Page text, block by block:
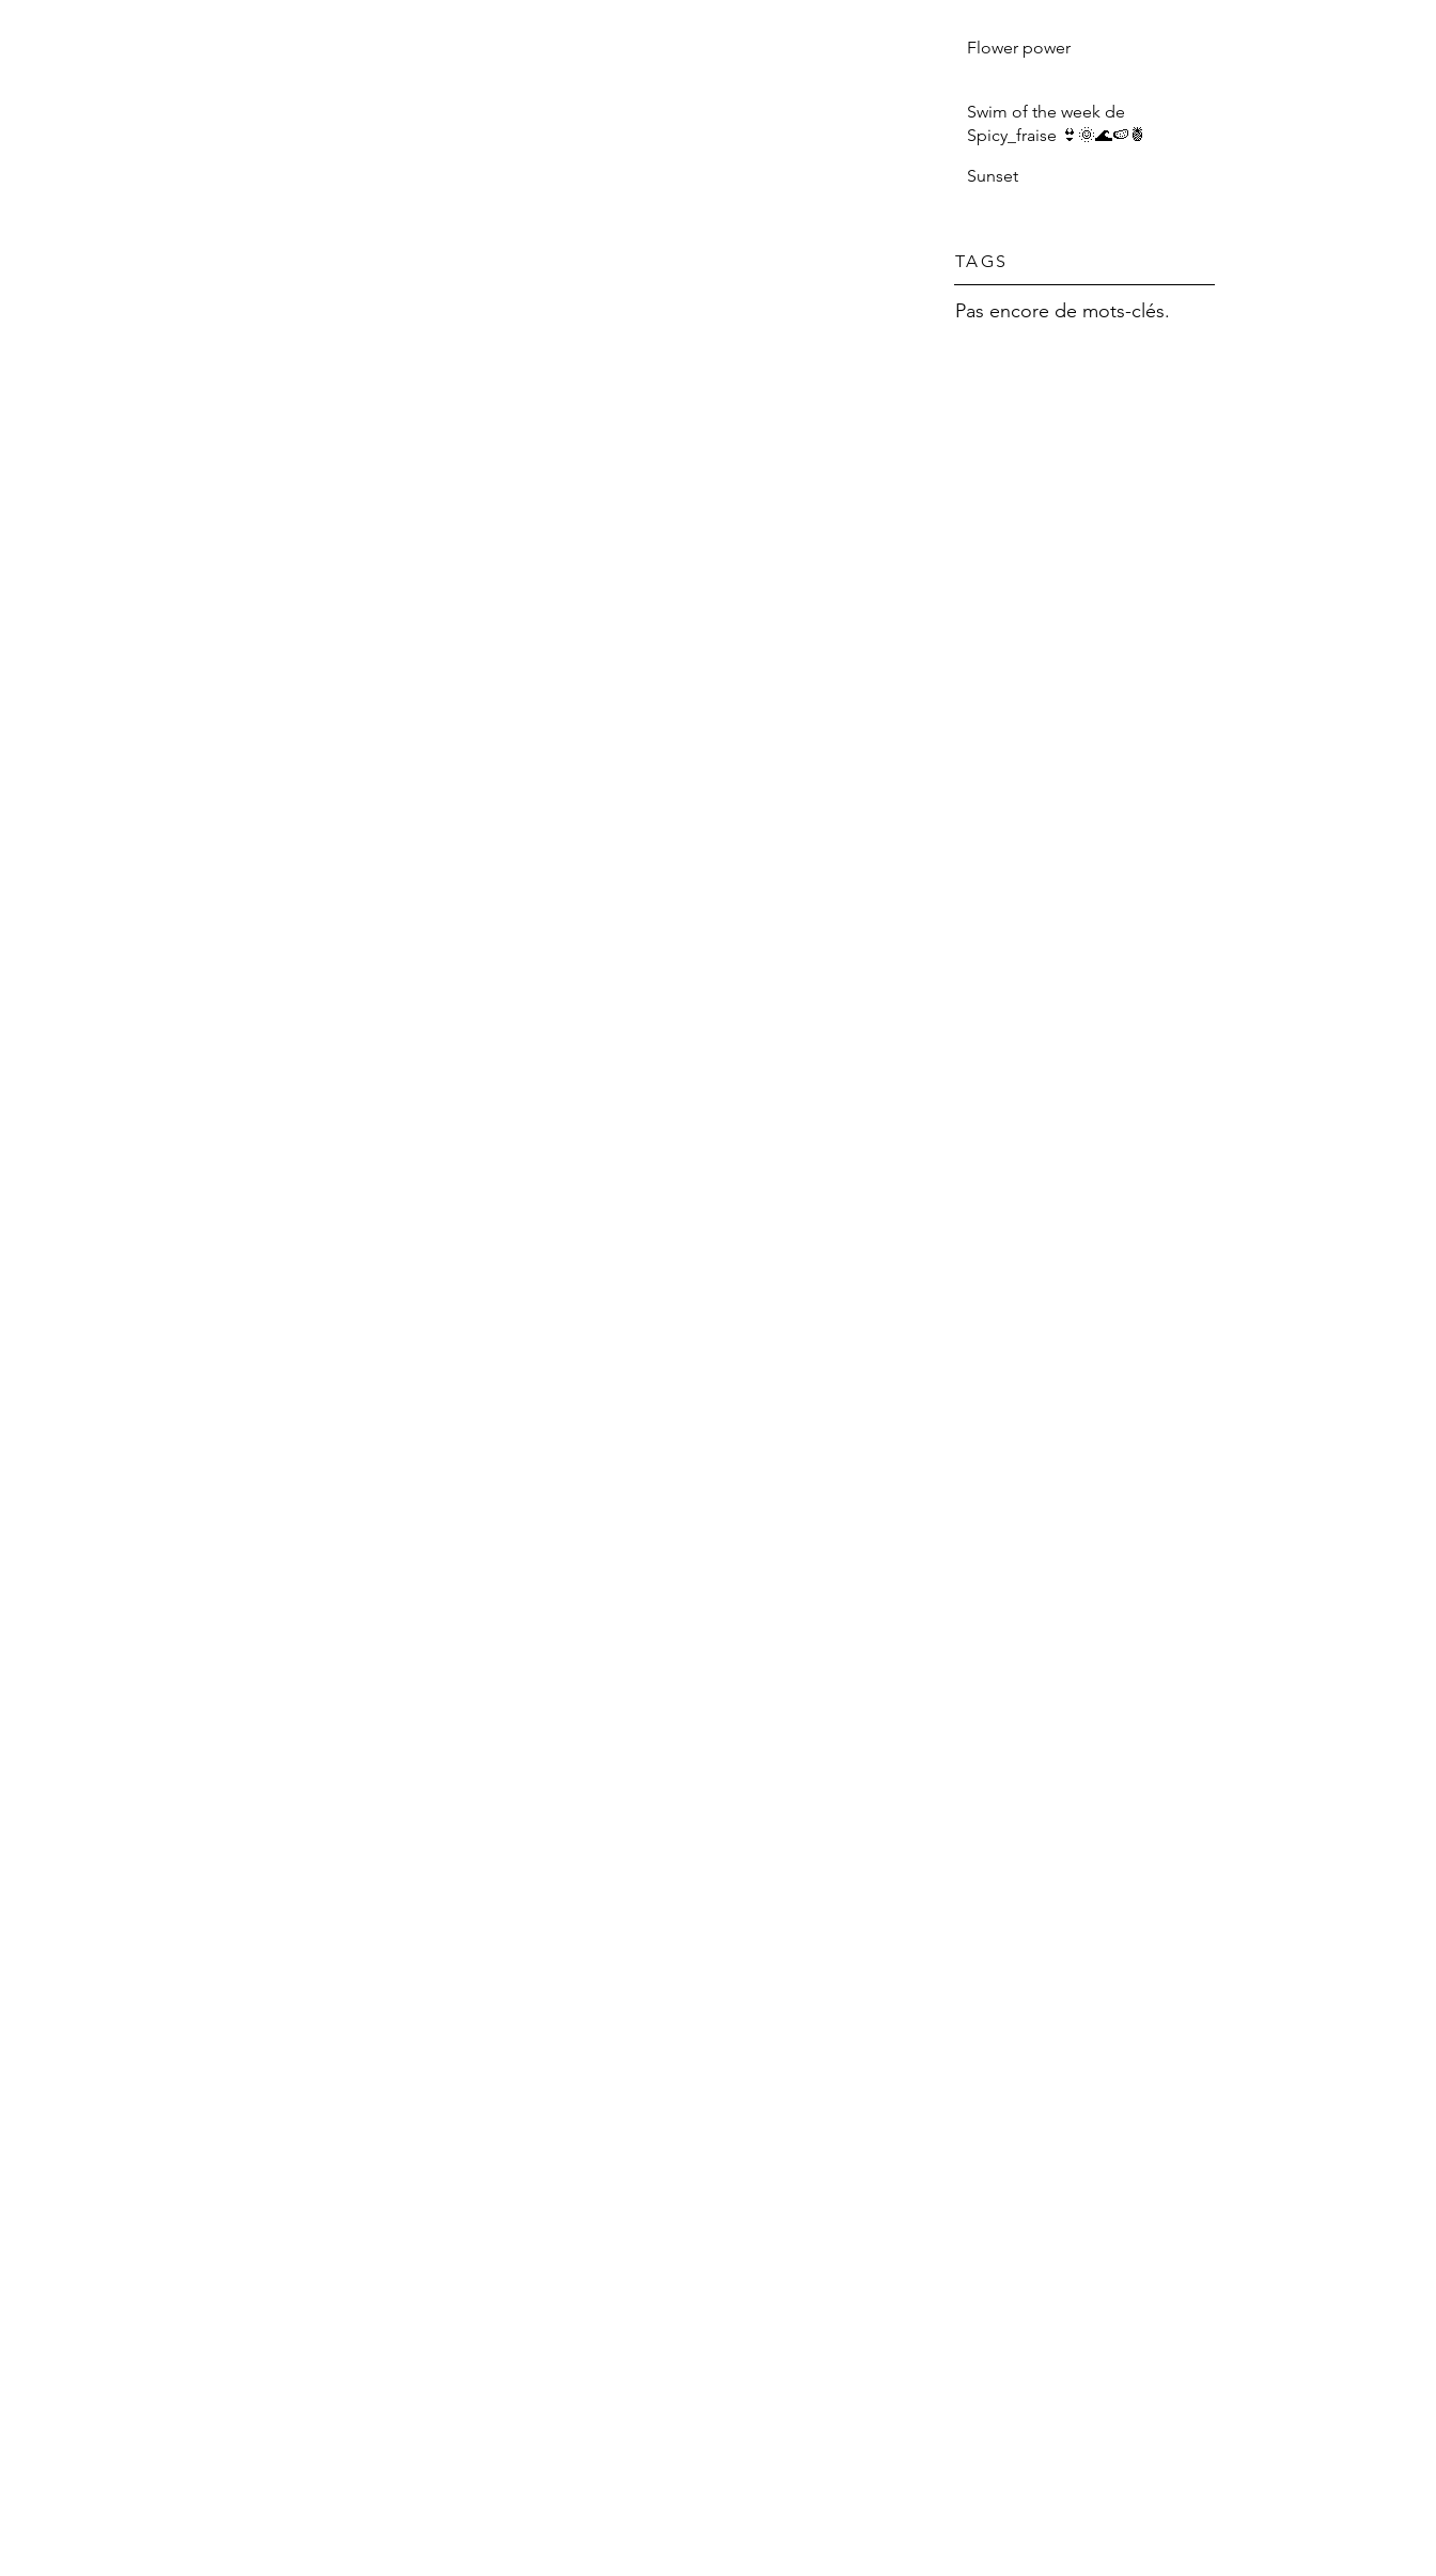
Flower power
Swim of the week de
Spicy_fraise 👙🌞🌊🍉🍍
Sunset
TAGS
Pas encore de mots-clés.